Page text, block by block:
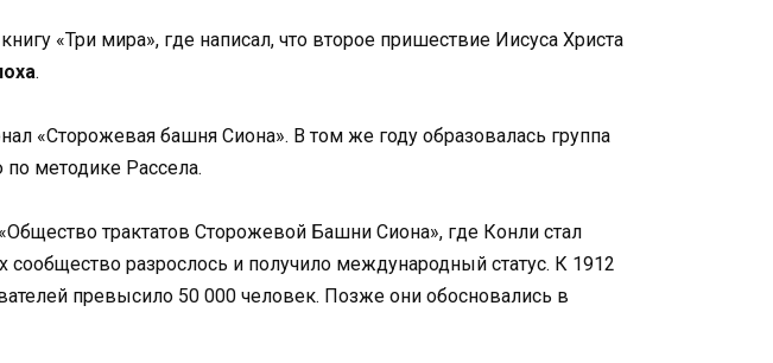
«Три мира», где написал, что второе пришествие Иисуса Христа
.
«Сторожевая башня Сиона». В том же году образовалась группа
методике Рассела.
трактатов Сторожевой Башни Сиона», где Конли стал
разрослось и получило международный статус. К 1912
превысило 50 000 человек. Позже они обосновались в